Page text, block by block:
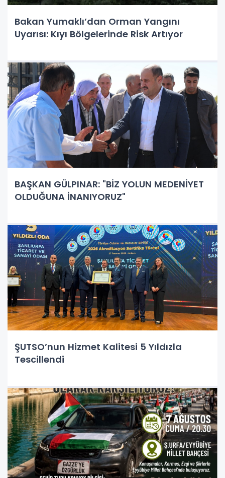
Bakan Yumaklı’dan Orman Yangını
Uyarısı: Kıyı Bölgelerinde Risk Artıyor
BAŞKAN GÜLPINAR: "BİZ YOLUN MEDENİYET
OLDUĞUNA İNANIYORUZ"
ŞUTSO’nun Hizmet Kalitesi 5 Yıldızla
Tescillendi